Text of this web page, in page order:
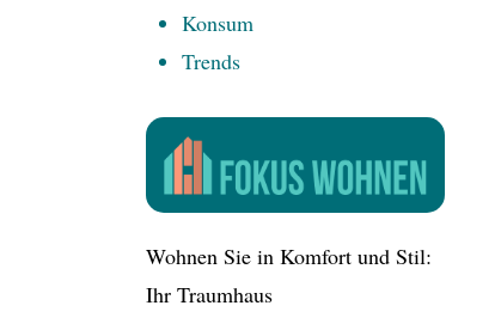
Konsum
Trends
Wohnen Sie in Komfort und Stil:
Ihr Traumhaus